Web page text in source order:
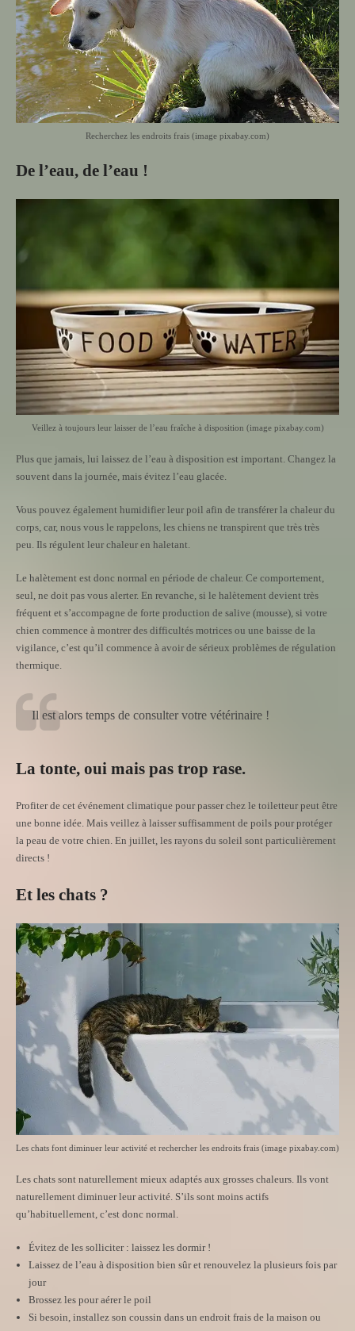
Recherchez les endroits frais (image pixabay.com)
De l’eau, de l’eau !
Veillez à toujours leur laisser de l’eau fraîche à disposition (image pixabay.com)
Plus que jamais, lui laissez de l’eau à disposition est important. Changez la
souvent dans la journée, mais évitez l’eau glacée.
Vous pouvez également humidifier leur poil afin de transférer la chaleur du
corps, car, nous vous le rappelons, les chiens ne transpirent que très très
peu. Ils régulent leur chaleur en haletant.
Le halètement est donc normal en période de chaleur. Ce comportement,
seul, ne doit pas vous alerter. En revanche, si le halètement devient très
fréquent et s’accompagne de forte production de salive (mousse), si votre
chien commence à montrer des difficultés motrices ou une baisse de la
vigilance, c’est qu’il commence à avoir de sérieux problèmes de régulation
thermique.
Il est alors temps de consulter votre vétérinaire !
La tonte, oui mais pas trop rase.
Profiter de cet événement climatique pour passer chez le toiletteur peut être
une bonne idée. Mais veillez à laisser suffisamment de poils pour protéger
la peau de votre chien. En juillet, les rayons du soleil sont particulièrement
directs !
Et les chats ?
Les chats font diminuer leur activité et rechercher les endroits frais (image pixabay.com)
Les chats sont naturellement mieux adaptés aux grosses chaleurs. Ils vont
naturellement diminuer leur activité. S’ils sont moins actifs
qu’habituellement, c’est donc normal.
Évitez de les solliciter : laissez les dormir !
Laissez de l’eau à disposition bien sûr et renouvelez la plusieurs fois par
jour
Brossez les pour aérer le poil
Si besoin, installez son coussin dans un endroit frais de la maison ou